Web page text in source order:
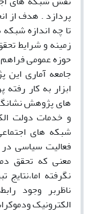
پردازد . هدف از
تا چه اندازه
زمینه و شرایط
حوزه عمومی
جامعه آماری این
ابزار به کار
های پژوهش
و خدمات دولت
شبکه های
فعالیت سیاسی
معنی که تحقق
نگرفته
ناظربر وجود
الکترونیک